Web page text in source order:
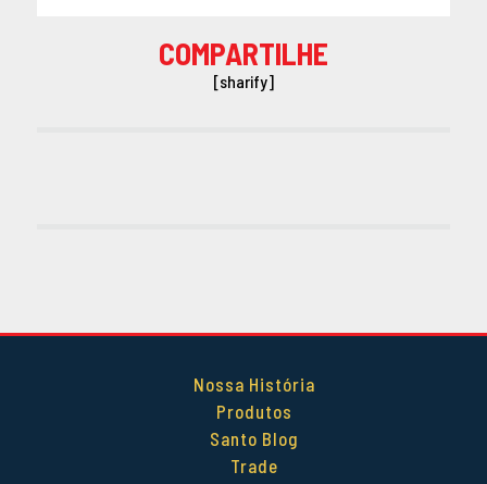
COMPARTILHE
[sharify]
Nossa História
Produtos
Santo Blog
Trade